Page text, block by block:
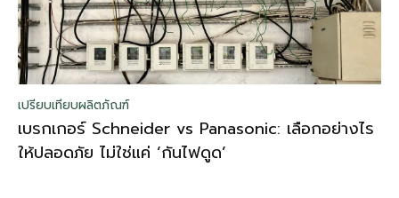
เปรียบเทียบผลิตภัณฑ์
เบรกเกอร์ Schneider vs Panasonic: เลือกอย่างไร
ให้ปลอดภัย ไม่ใช่แค่ ‘กันไฟดูด’